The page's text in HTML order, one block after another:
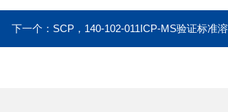
下一个： SCP，140-102-011ICP-MS验证标准溶液，多元素标液（19元素）